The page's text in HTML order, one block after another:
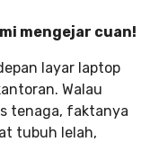
mengejar cuan!
layar laptop
Walau
tenaga, faktanya
tubuh lelah,